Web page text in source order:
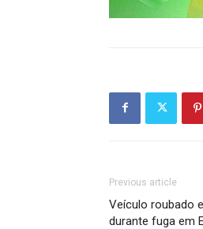
Previous article
Veículo roubado
durante fuga em